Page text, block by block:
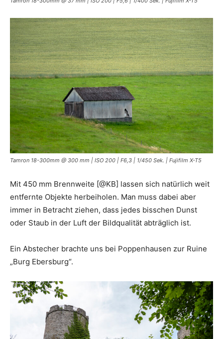
Tamron 18-300mm @ 300 mm | ISO 200 | F6,3 | 1/450 Sek. | Fujifilm X-T5
Mit 450 mm Brennweite [@KB] lassen sich natürlich weit
entfernte Objekte herbeiholen. Man muss dabei aber
immer in Betracht ziehen, dass jedes bisschen Dunst
oder Staub in der Luft der Bildqualität abträglich ist.
Ein Abstecher brachte uns bei Poppenhausen zur Ruine
„Burg Ebersburg“.